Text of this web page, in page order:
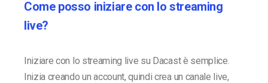
Come posso iniziare con lo streaming
live?
Iniziare con lo streaming live su Dacast è semplice.
Inizia creando un account, quindi crea un canale live,